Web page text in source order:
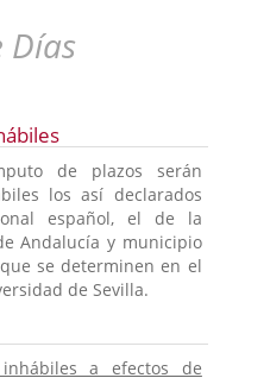
Días
de plazos serán
los así declarados
español, el de la
Andalucía y municipio
se determinen en el
de Sevilla.
a efectos de